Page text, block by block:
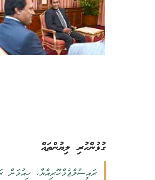
ގުޅުންހުރި ލިޔުންތައް
ރައީސުލްޖުމްހޫރިއްޔާ،